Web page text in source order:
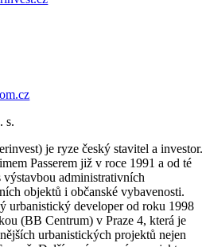
s.
je ryze český stavitel a investor.
Passerem již v roce 1991 a od té
výstavbou administrativních
objektů i občanské vybavenosti.
urbanistický developer od roku 1998
(BB Centrum) v Praze 4, která je
urbanistických projektů nejen